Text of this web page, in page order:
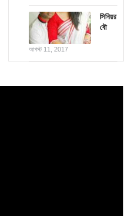
সিনিয়র
বৌ
আগস্ট 11, 2017